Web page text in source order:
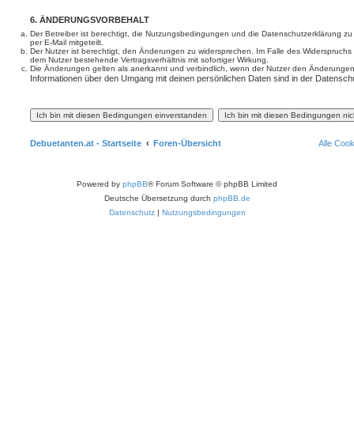
6. ÄNDERUNGSVORBEHALT
Der Betreiber ist berechtigt, die Nutzungsbedingungen und die Datenschutzerklärung
per E-Mail mitgeteilt.
Der Nutzer ist berechtigt, den Änderungen zu widersprechen. Im Falle des
dem Nutzer bestehende Vertragsverhältnis mit sofortiger Wirkung.
Die Änderungen gelten als anerkannt und verbindlich, wenn der Nutzer den
Informationen über den Umgang mit deinen persönlichen Daten sind in der
Debuetanten.at - Startseite Foren-Übersicht Alle
Powered by phpBB® Forum Software © phpBB Limited
Deutsche Übersetzung durch phpBB.de
Datenschutz| Nutzungsbedingungen